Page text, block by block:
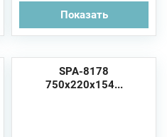
Показать
SPA-8178
750х220х154...